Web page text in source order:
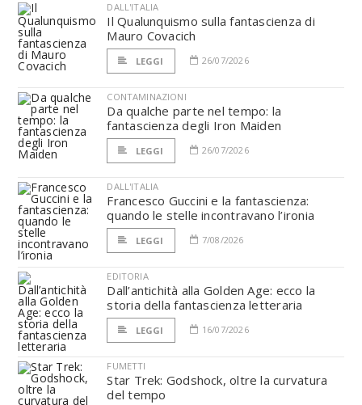
DALL'ITALIA
Il Qualunquismo sulla fantascienza di
Mauro Covacich
LEGGI 26/07/2026
CONTAMINAZIONI
Da qualche parte nel tempo: la
fantascienza degli Iron Maiden
LEGGI 26/07/2026
DALL'ITALIA
Francesco Guccini e la fantascienza:
quando le stelle incontravano l’ironia
LEGGI 7/08/2026
EDITORIA
Dall’antichità alla Golden Age: ecco la
storia della fantascienza letteraria
LEGGI 16/07/2026
FUMETTI
Star Trek: Godshock, oltre la curvatura
del tempo